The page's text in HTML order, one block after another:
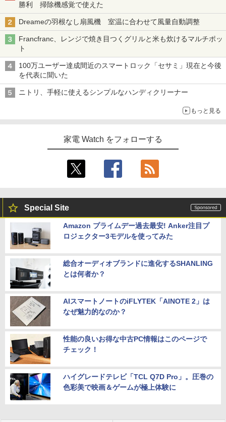
勝利 掃除機感覚で使えた
Dreameの羽根なし扇風機 室温に合わせて風量自動調整
Francfranc、レンジで焼き目つくグリルと米も炊けるマルチポッ
ト
100万ユーザー達成間近のスマートロック「セサミ」現在と今後
を代表に聞いた
ニトリ、手軽に使えるシンプルなハンディクリーナー
もっと見る
家電 Watch をフォローする
Special Site
Amazon プライムデー過去最安! Anker注目プ
ロジェクター3モデルを使ってみた
総合オーディオブランドに進化するSHANLING
とは何者か？
AIスマートノートのiFLYTEK「AINOTE 2」は
なぜ魅力的なのか？
性能の良いお得な中古PC情報はこのページで
チェック！
ハイグレードテレビ「TCL Q7D Pro」。圧巻の
色彩美で映画＆ゲームが極上体験に